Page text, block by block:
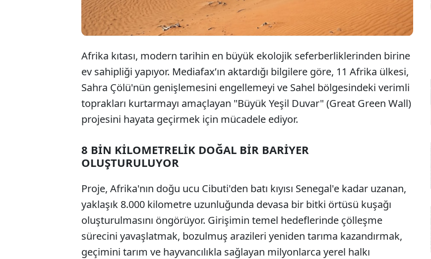
Afrika kıtası, modern tarihin en büyük ekolojik seferberliklerinden birine
ev sahipliği yapıyor. Mediafax’ın aktardığı bilgilere göre, 11 Afrika ülkesi,
Sahra Çölü'nün genişlemesini engellemeyi ve Sahel bölgesindeki verimli
toprakları kurtarmayı amaçlayan "Büyük Yeşil Duvar" (Great Green Wall)
projesini hayata geçirmek için mücadele ediyor.
8 BİN KİLOMETRELİK DOĞAL BİR BARİYER
OLUŞTURULUYOR
Proje, Afrika'nın doğu ucu Cibuti'den batı kıyısı Senegal'e kadar uzanan,
yaklaşık 8.000 kilometre uzunluğunda devasa bir bitki örtüsü kuşağı
oluşturulmasını öngörüyor. Girişimin temel hedeflerinde çölleşme
sürecini yavaşlatmak, bozulmuş arazileri yeniden tarıma kazandırmak,
geçimini tarım ve hayvancılıkla sağlayan milyonlarca yerel halkı